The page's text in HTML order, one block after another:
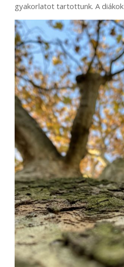
gyakorlatot tartottunk. A